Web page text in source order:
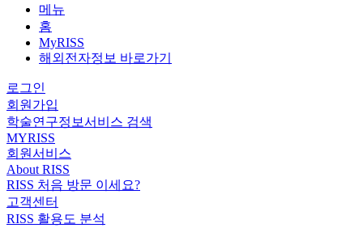
메뉴
홈
MyRISS
해외전자정보 바로가기
로그인
회원가입
학술연구정보서비스 검색
MYRISS
회원서비스
About RISS
RISS 처음 방문 이세요?
고객센터
RISS 활용도 분석